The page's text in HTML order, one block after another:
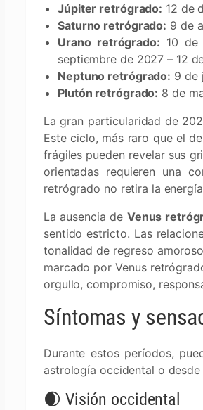
Júpiter retrógrado: 12 de
Saturno retrógrado: 9 de
Urano retrógrado: 10
septiembre de 2027 – 12
Neptuno retrógrado: 9 de
Plutón retrógrado: 8 de
La gran particularidad de
Este ciclo, más raro que el
frágiles pueden revelar sus
orientadas requieren una
retrógrado no retira la
La ausencia de Venus
sentido estricto. Las
tonalidad de regreso
marcado por Venus
orgullo, compromiso,
Síntomas y
Durante estos períodos,
astrología occidental o
🌒 Visión occidental